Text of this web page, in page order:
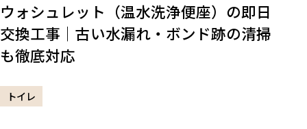
ウォシュレット（温水洗浄便座）の即日
交換工事｜古い水漏れ・ボンド跡の清掃
も徹底対応
トイレ